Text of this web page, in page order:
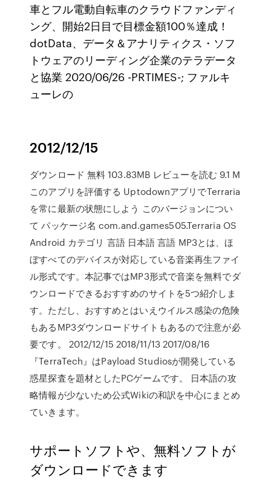
車とフル電動自転車のクラウドファンディ
ング、開始2日目で目標金額100％達成！
dotData、データ＆アナリティクス・ソフ
トウェアのリーディング企業のテラデータ
と協業 2020/06/26 -PRTIMES-; ファルキ
ューレの
2012/12/15
ダウンロード 無料 103.83MB レビューを読む 9.1 M
このアプリを評価する UptodownアプリでTerraria
を常に最新の状態にしよう このバージョンについ
て パッケージ名 com.and.games505.Terraria OS
Android カテゴリ 言語 日本語 言語 MP3とは、ほ
ぼすべてのデバイスが対応している音楽再生ファイ
ル形式です。本記事ではMP3形式で音楽を無料でダ
ウンロードできるおすすめのサイトを5つ紹介しま
す。ただし、おすすめとはいえウイルス感染の危険
もあるMP3ダウンロードサイトもあるので注意が必
要です。 2012/12/15 2018/11/13 2017/08/16
『TerraTech』はPayload Studiosが開発している
惑星探査を題材としたPCゲームです。 日本語の攻
略情報が少ないため公式Wikiの和訳を中心にまとめ
ていきます。
サポートソフトや、無料ソフトが
ダウンロードできます